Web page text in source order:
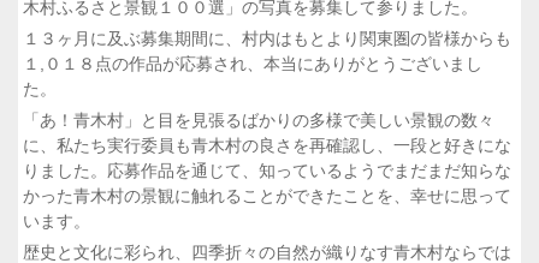
木村ふるさと景観１００選」の写真を募集して参りました。
１３ヶ月に及ぶ募集期間に、村内はもとより関東圏の皆様からも
１,０１８点の作品が応募され、本当にありがとうございまし
た。
「あ！青木村」と目を見張るばかりの多様で美しい景観の数々
に、私たち実行委員も青木村の良さを再確認し、一段と好きにな
りました。応募作品を通じて、知っているようでまだまだ知らな
かった青木村の景観に触れることができたことを、幸せに思って
います。
歴史と文化に彩られ、四季折々の自然が織りなす青木村ならでは